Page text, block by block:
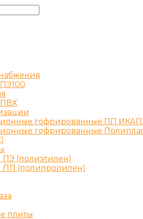
гофрированные ПП
гофрированные
(полиэтилен)
ПП (полипропилен)
плиты